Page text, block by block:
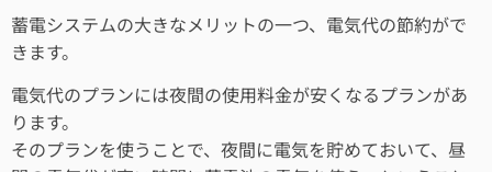
蓄電システムの大きなメリットの一つ、電気代の節約がで
きます。
電気代のプランには夜間の使用料金が安くなるプランがあ
ります。
そのプランを使うことで、夜間に電気を貯めておいて、昼